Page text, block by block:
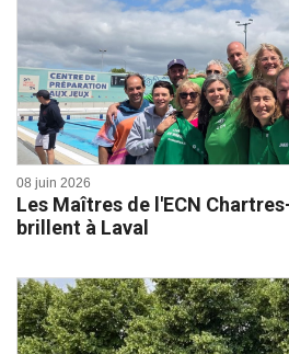
08 juin 2026
Les Maîtres de l'ECN
brillent à Laval